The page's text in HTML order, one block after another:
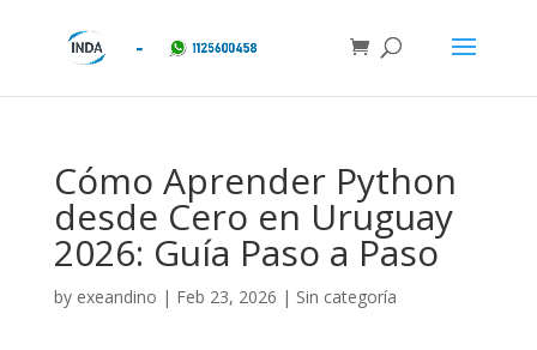
Cómo Aprender Python
desde Cero en Uruguay
2026: Guía Paso a Paso
by exeandino | Feb 23, 2026 | Sin categoría